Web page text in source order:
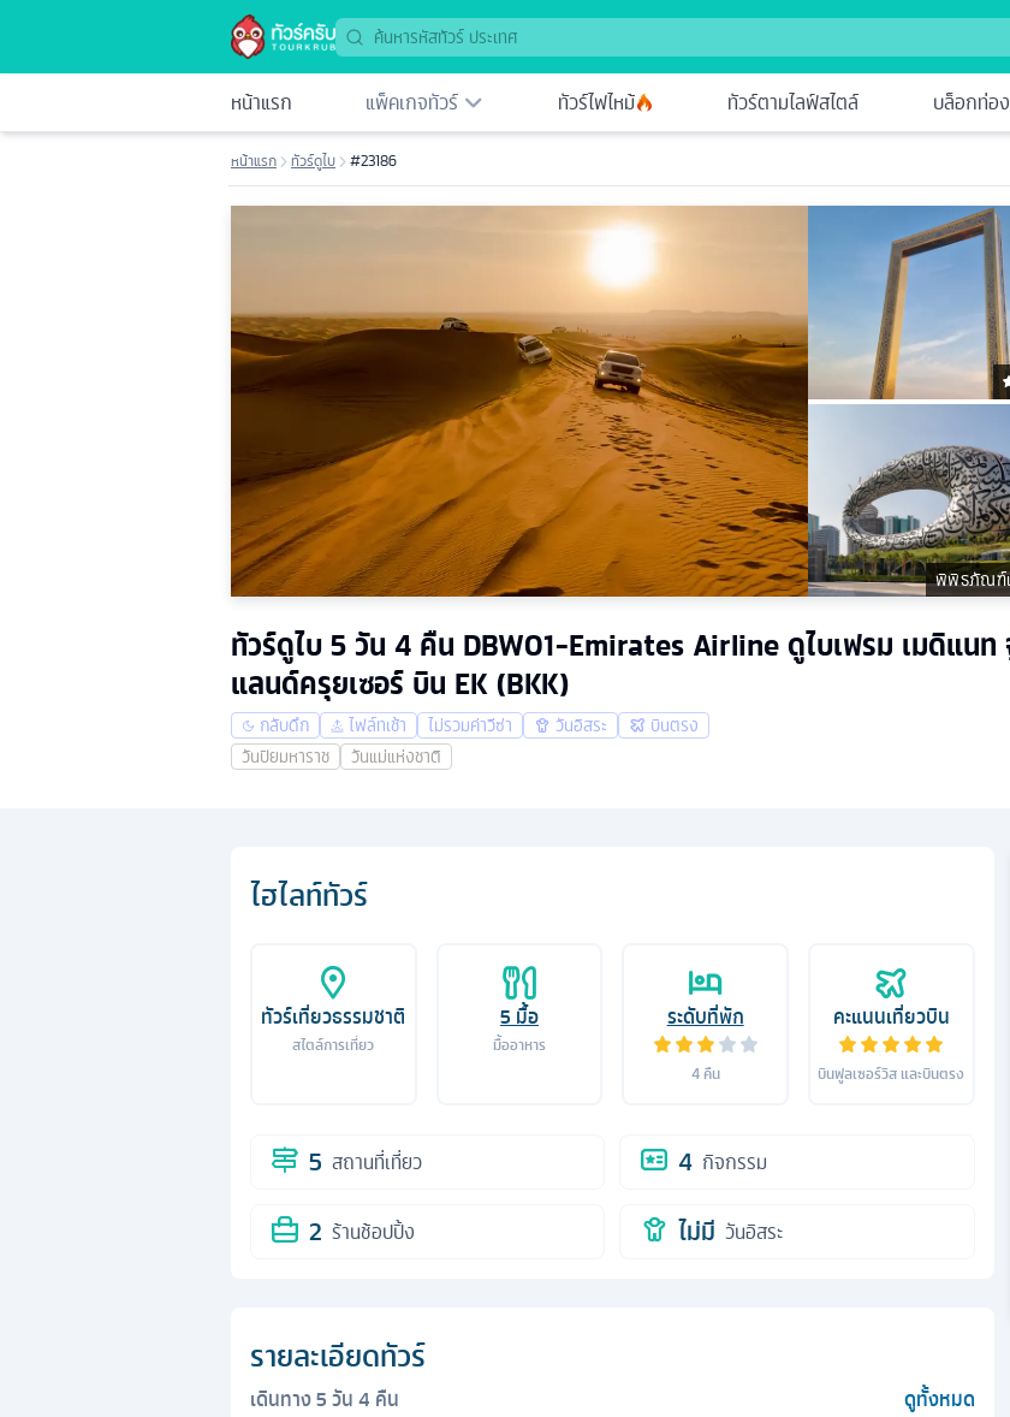
หน้าแรก แพ็คเกจทัวร์ ทัวร์ไฟไหม้ ทัวร์ตามไลฟ์สไตล์ บล็อกท่อ
หน้าแรก ทัวร์ดูไบ #23186
พิพิธภัณฑ์
ทัวร์ดูไบ 5 วัน 4 คืน DBW01-Emirates Airline ดูไบเฟรม เมดิแนท
แลนด์ครุยเซอร์ บิน EK (BKK)
กลับดึก ไฟล์ทเช้า ไม่รวมค่าวีซ่า วันอิสระ
บินตรง
วันปิยมหาราช
วันแม่แห่งชาติ
ไฮไลท์ทัวร์
ทัวร์เที่ยวธรรมชาติ
สไตล์การเที่ยว
5 มื้อ
มื้ออาหาร
ระดับที่พัก
4คืน
คะแนนเที่ยวบิน
บินฟูลเซอร์วิส และบินตรง
5 สถานที่เที่ยว 4 กิจกรรม
2 ร้านช้อปปิ้ง ไม่มี วันอิสระ
รายละเอียดทัวร์
เดินทาง5วัน4 คืน ดูทั้งหมด